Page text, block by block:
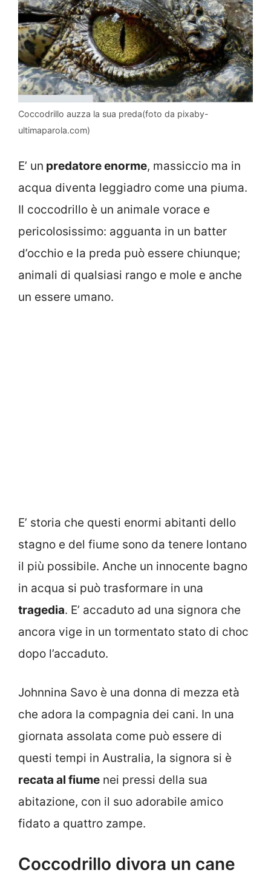
Coccodrillo auzza la sua preda(foto da pixaby-
ultimaparola.com)
E’ un predatore enorme, massiccio ma in
acqua diventa leggiadro come una piuma.
Il coccodrillo è un animale vorace e
pericolosissimo: agguanta in un batter
d’occhio e la preda può essere chiunque;
animali di qualsiasi rango e mole e anche
un essere umano.
E’ storia che questi enormi abitanti dello
stagno e del fiume sono da tenere lontano
il più possibile. Anche un innocente bagno
in acqua si può trasformare in una
tragedia. E’ accaduto ad una signora che
ancora vige in un tormentato stato di choc
dopo l’accaduto.
Johnnina Savo è una donna di mezza età
che adora la compagnia dei cani. In una
giornata assolata come può essere di
questi tempi in Australia, la signora si è
recata al fiume nei pressi della sua
abitazione, con il suo adorabile amico
fidato a quattro zampe.
Coccodrillo divora un cane